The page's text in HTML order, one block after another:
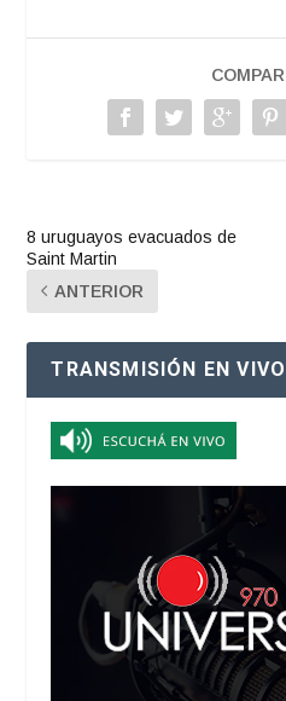
8 uruguayos evacuados de
Saint Martin
ANTERIOR
TRANSMISIÓN EN VIVO